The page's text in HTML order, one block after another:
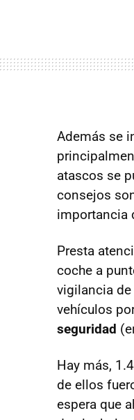
Además se
atascos se
consejos
importancia
Presta
coche a
vigilancia de
vehículos
seguridad
Hay más,
de ellos
espera que